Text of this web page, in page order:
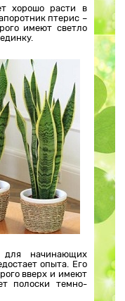
хорошо расти в
птерис –
имеют светло
начинающих
опыта. Его
вверх и имеют
полоски темно-